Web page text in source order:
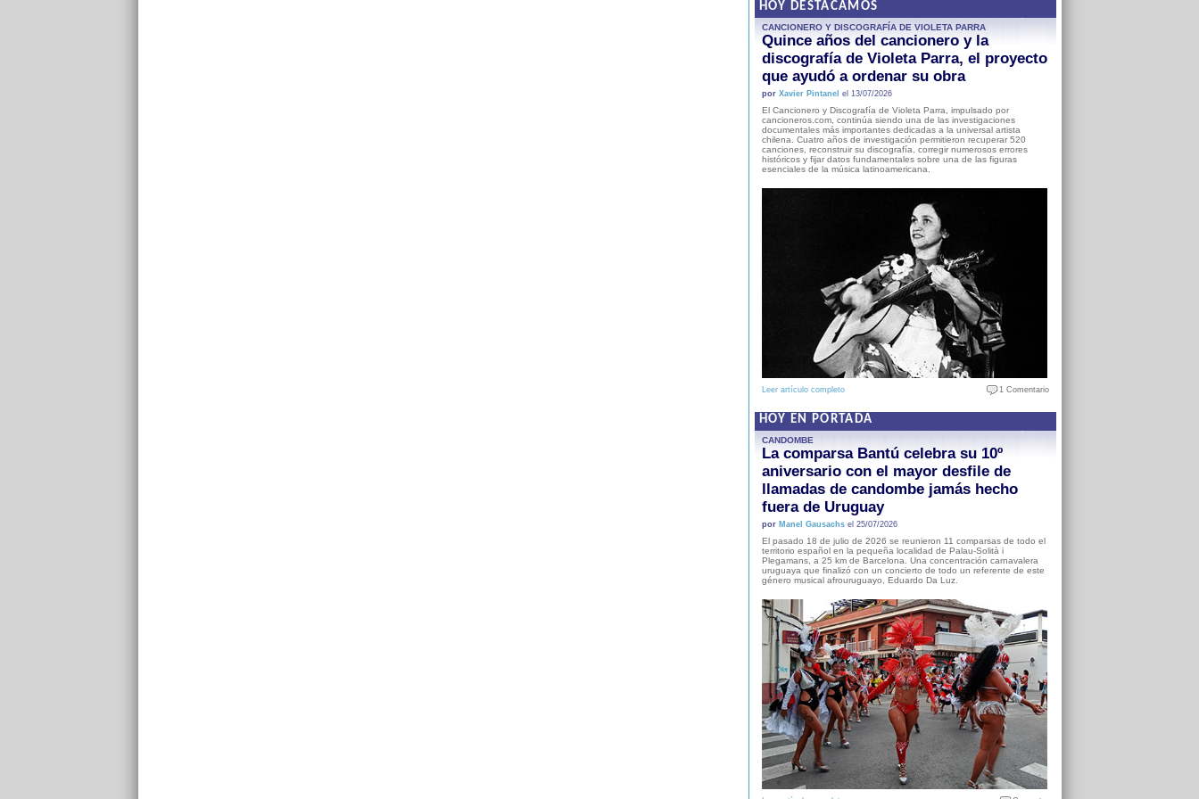
HOY DESTACAMOS
CANCIONERO Y DISCOGRAFÍA DE VIOLETA PARRA
Quince años del cancionero y la
discografía de Violeta Parra, el proyecto
que ayudó a ordenar su obra
por Xavier Pintanel el 13/07/2026
El Cancionero y Discografía de Violeta Parra, impulsado por
cancioneros.com, continúa siendo una de las investigaciones
documentales más importantes dedicadas a la universal artista
chilena. Cuatro años de investigación permitieron recuperar 520
canciones, reconstruir su discografía, corregir numerosos errores
históricos y fijar datos fundamentales sobre una de las figuras
esenciales de la música latinoamericana.
Leer artículo completo 1 Comentario
HOY EN PORTADA
CANDOMBE
La comparsa Bantú celebra su 10º
aniversario con el mayor desfile de
llamadas de candombe jamás hecho
fuera de Uruguay
por Manel Gausachsel 25/07/2026
El pasado 18 de julio de 2026 se reunieron 11 comparsas de todo el
territorio español en la pequeña localidad de Palau-Solità i
Plegamans, a 25 km de Barcelona. Una concentración carnavalera
uruguaya que finalizó con un concierto de todo un referente de este
género musical afrouruguayo, Eduardo Da Luz.